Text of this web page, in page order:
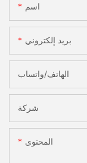
اسم
بريد إلكتروني
الهاتف/واتساب
شركة
المحتوى